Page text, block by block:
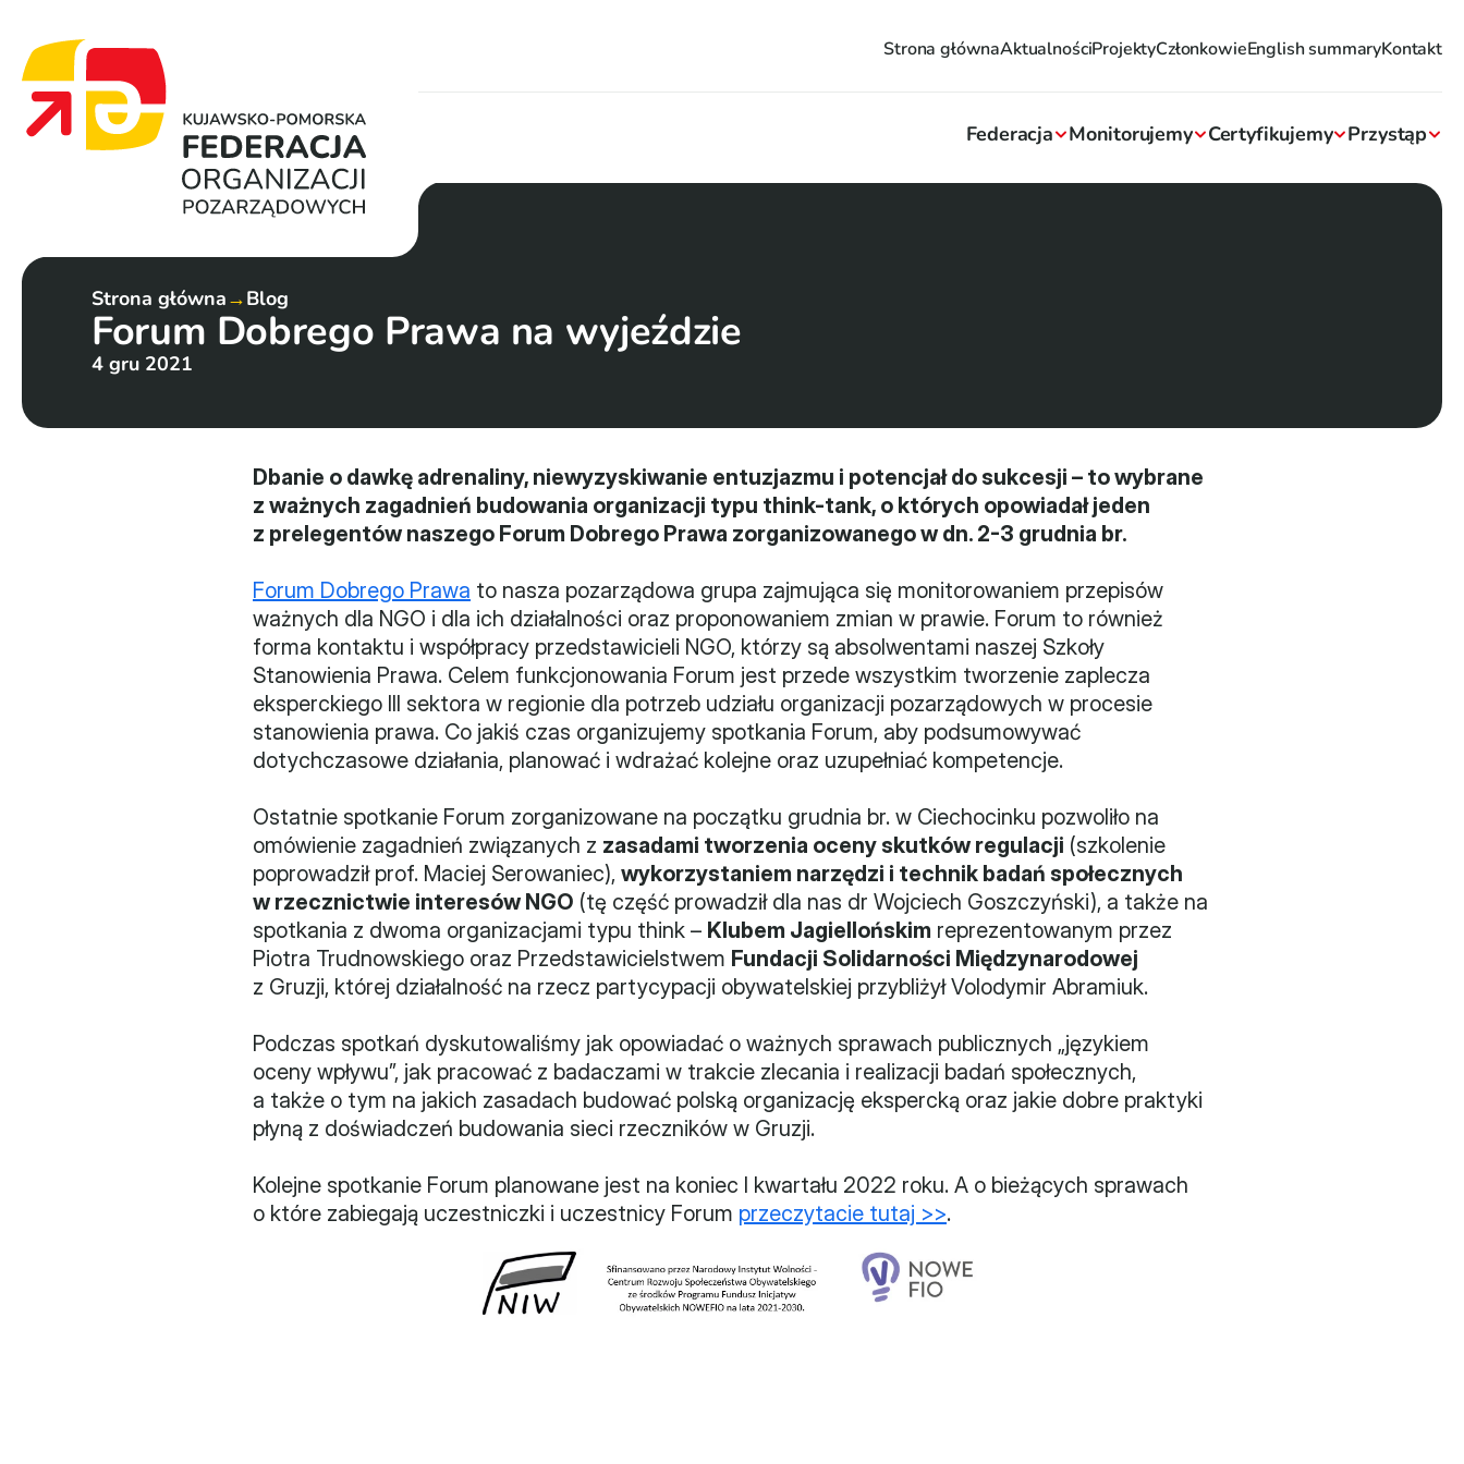
Strona głównaAktualnościProjektyCzłonkowieEnglish summaryKontakt
Federacja Monitorujemy Certyfikujemy Przystąp
Strona główna→Blog
Forum Dobrego Prawa na wyjeździe
4 gru 2021
Dbanie o dawkę adrenaliny, niewyzyskiwanie entuzjazmu i potencjał do sukcesji – to wybrane
z ważnych zagadnień budowania organizacji typu think-tank, o których opowiadał jeden
z prelegentów naszego Forum Dobrego Prawa zorganizowanego w dn. 2-3 grudnia br.
Forum Dobrego Prawa to nasza pozarządowa grupa zajmująca się monitorowaniem przepisów
ważnych dla NGO i dla ich działalności oraz proponowaniem zmian w prawie. Forum to również
forma kontaktu i współpracy przedstawicieli NGO, którzy są absolwentami naszej Szkoły
Stanowienia Prawa. Celem funkcjonowania Forum jest przede wszystkim tworzenie zaplecza
eksperckiego III sektora w regionie dla potrzeb udziału organizacji pozarządowych w procesie
stanowienia prawa. Co jakiś czas organizujemy spotkania Forum, aby podsumowywać
dotychczasowe działania, planować i wdrażać kolejne oraz uzupełniać kompetencje.
Ostatnie spotkanie Forum zorganizowane na początku grudnia br. w Ciechocinku pozwoliło na
omówienie zagadnień związanych z zasadami tworzenia oceny skutków regulacji (szkolenie
poprowadził prof. Maciej Serowaniec), wykorzystaniem narzędzi i technik badań społecznych
w rzecznictwie interesów NGO (tę część prowadził dla nas dr Wojciech Goszczyński), a także na
spotkania z dwoma organizacjami typu think – Klubem Jagiellońskim reprezentowanym przez
Piotra Trudnowskiego oraz Przedstawicielstwem Fundacji Solidarności Międzynarodowej
z Gruzji, której działalność na rzecz partycypacji obywatelskiej przybliżył Volodymir Abramiuk.
Podczas spotkań dyskutowaliśmy jak opowiadać o ważnych sprawach publicznych „językiem
oceny wpływu”, jak pracować z badaczami w trakcie zlecania i realizacji badań społecznych,
a także o tym na jakich zasadach budować polską organizację ekspercką oraz jakie dobre praktyki
płyną z doświadczeń budowania sieci rzeczników w Gruzji.
Kolejne spotkanie Forum planowane jest na koniec I kwartału 2022 roku. A o bieżących sprawach
o które zabiegają uczestniczki i uczestnicy Forum przeczytacie tutaj >>.